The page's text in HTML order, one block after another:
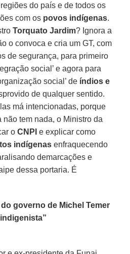
do país e de todos os
com os povos indígenas.
Torquato Jardim? Ignora a
o convoca e cria um GT, com
de segurança, para primeiro
social’ e agora para
social’ de índios e
de qualquer sentido.
má intencionadas, porque
não tem nada, o Ministro da
oCNPI e explicar como
indígenas enfraquecendo
demarcações e
dessa portaria. É
governo de Michel Temer